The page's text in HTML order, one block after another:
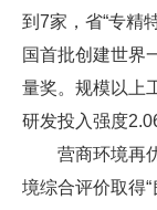
到7家，省“专精
国首批创建世界
量奖。规模以上
研发投入强度
营商环境再
境综合评价取得